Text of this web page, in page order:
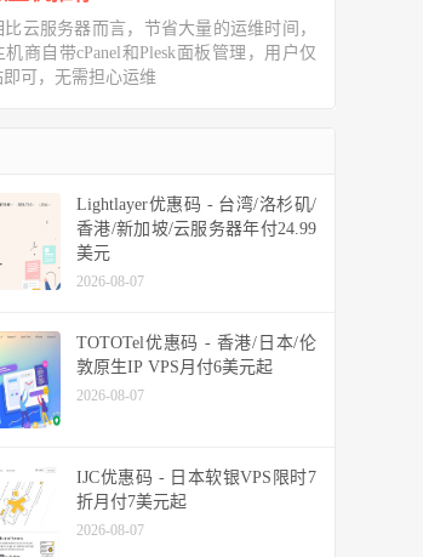
云服务器而言，节省大量的运维时间，
机商自带cPanel和Plesk面板管理，用户仅
可，无需担心运维
Lightlayer优惠码 - 台湾/洛杉矶/
香港/新加坡/云服务器年付24.99
美元
2026-08-07
TOTOTel优惠码 - 香港/日本/伦
敦原生IP VPS月付6美元起
2026-08-07
IJC优惠码 - 日本软银VPS限时7
折月付7美元起
2026-08-07